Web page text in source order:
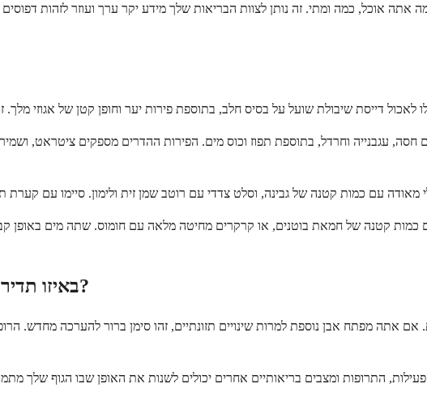
אתה אוכל, כמה ומתי. זה נותן לצוות הבריאות שלך מידע יקר ערך ועוזר לזהות
חסה, עגבנייה וחרדל, בתוספת תפוז וכוס מים. הפירות ההדרים מספקים ציטראט,
כמות קטנה של חמאת בוטנים, או קרקרים מחיטה מלאה עם חומוס. שתה מים באופן
באיזו תדירות כדאי לבדוק מחדש את תוכנית התזונה שלך?
התרופות ומצבים בריאותיים אחרים יכולים לשנות את האופן שבו הגוף שלך